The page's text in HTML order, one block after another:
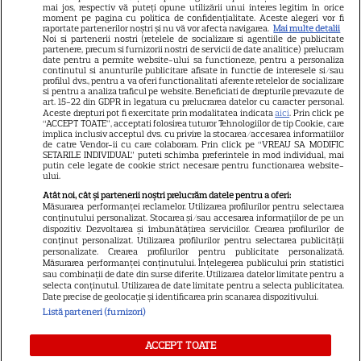
Știri mondene
Avantaje
Elle
Unica
Retete practice
URMĂREȘTE-NE PE
Copyright2026Ringier Romania – Toate Drepturile rezervate
Jocurile de noroc sunt interzise minorilor.
mai jos, respectiv vă puteți opune utilizării unui interes legitim în orice
moment pe pagina cu politica de confidențialitate. Aceste alegeri vor fi
raportate partenerilor noștri și nu vă vor afecta navigarea. Mai multe detalii
Noi si partenerii nostri (retelele de socializare si agentiile de publicitate
partenere, precum si furnizorii nostri de servicii de date analitice) prelucram
date pentru a permite website-ului sa functioneze, pentru a personaliza
continutul si anunturile publicitare afisate in functie de interesele si/sau
profilul dvs., pentru a va oferi functionalitati aferente retelelor de socializare
si pentru a analiza traficul pe website. Beneficiati de drepturile prevazute de
art. 15-22 din GDPR in legatura cu prelucrarea datelor cu caracter personal.
Aceste drepturi pot fi exercitate prin modalitatea indicataaici. Prin click pe
“ACCEPT TOATE”, acceptati folosirea tuturor Tehnologiilor de tip Cookie, care
implica inclusiv acceptul dvs. cu privire la stocarea/accesarea informatiilor
de catre Vendor-ii cu care colaboram. Prin click pe “VREAU SA MODIFIC
SETARILE INDIVIDUAL” puteti schimba preferintele in mod individual, mai
putin cele legate de cookie strict necesare pentru functionarea website-
ului.
Atât noi, cât și partenerii noștri prelucrăm datele pentru a oferi:
Măsurarea performanței reclamelor. Utilizarea profilurilor pentru selectarea
conținutului personalizat. Stocarea și/sau accesarea informațiilor de pe un
dispozitiv. Dezvoltarea și îmbunătățirea serviciilor. Crearea profilurilor de
conținut personalizat. Utilizarea profilurilor pentru selectarea publicității
personalizate. Crearea profilurilor pentru publicitate personalizată.
Măsurarea performanței conținutului. Înțelegerea publicului prin statistici
sau combinații de date din surse diferite. Utilizarea datelor limitate pentru a
selecta conținutul. Utilizarea de date limitate pentru a selecta publicitatea.
Date precise de geolocație și identificarea prin scanarea dispozitivului.
Listă parteneri (furnizori)
ACCEPT TOATE